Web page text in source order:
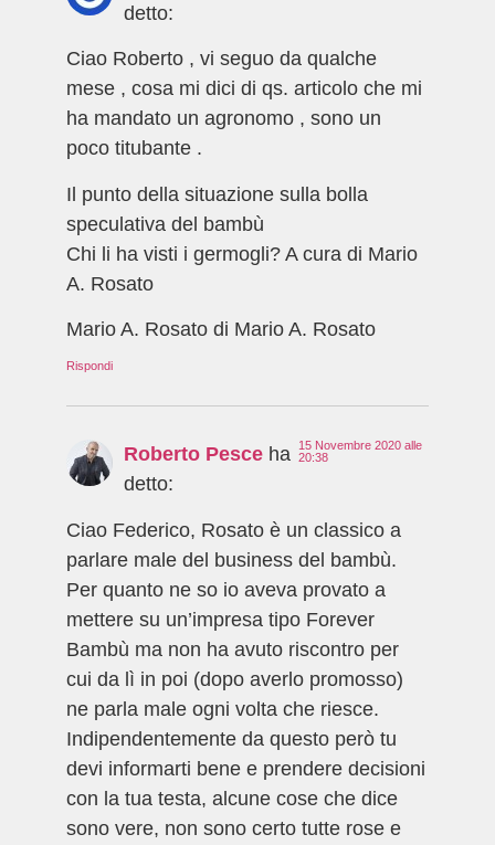
detto:
Ciao Roberto , vi seguo da qualche
mese , cosa mi dici di qs. articolo che mi
ha mandato un agronomo , sono un
poco titubante .
Il punto della situazione sulla bolla
speculativa del bambù
Chi li ha visti i germogli? A cura di Mario
A. Rosato
Mario A. Rosato di Mario A. Rosato
Rispondi
Roberto Pesce ha
detto:
15 Novembre 2020 alle
20:38
Ciao Federico, Rosato è un classico a
parlare male del business del bambù.
Per quanto ne so io aveva provato a
mettere su un’impresa tipo Forever
Bambù ma non ha avuto riscontro per
cui da lì in poi (dopo averlo promosso)
ne parla male ogni volta che riesce.
Indipendentemente da questo però tu
devi informarti bene e prendere decisioni
con la tua testa, alcune cose che dice
sono vere, non sono certo tutte rose e